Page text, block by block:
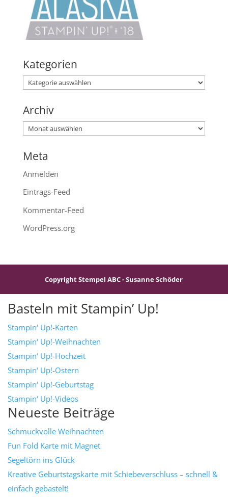
Kategorien
Kategorien
Archiv
Archiv
Meta
Anmelden
Eintrags-Feed
Kommentar-Feed
WordPress.org
Copyright Stempel ABC - Susanne Schöder
Basteln mit Stampin’ Up!
Stampin‘ Up!-Karten
Stampin‘ Up!-Weihnachten
Stampin‘ Up!-Hochzeit
Stampin‘ Up!-Ostern
Stampin‘ Up!-Geburtstag
Stampin‘ Up!-Videos
Neueste Beiträge
Schmuckvolle Weihnachten
Fun Fold Karte mit Magnet
Segeltörn ins Glück
Kreative Geburtstagskarte mit Schiebeverschluss – schnell &
einfach gebastelt!